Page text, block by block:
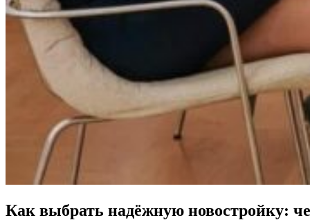
Как выбрать надёжную новостройку: